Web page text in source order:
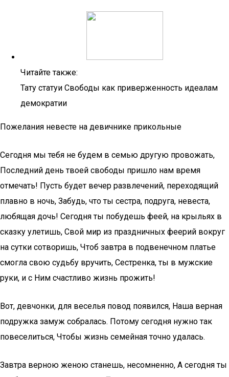
Читайте также:
Тату статуи Свободы как приверженность идеалам
демократии
Пожелания невесте на девичнике прикольные
Сегодня мы тебя не будем в семью другую провожать,
Последний день твоей свободы пришло нам время
отмечать! Пусть будет вечер развлечений, переходящий
плавно в ночь, Забудь, что ты сестра, подруга, невеста,
любящая дочь! Сегодня ты побудешь феей, на крыльях в
сказку улетишь, Свой мир из праздничных феерий вокруг
на сутки сотворишь, Чтоб завтра в подвенечном платье
смогла свою судьбу вручить, Сестренка, ты в мужские
руки, и с Ним счастливо жизнь прожить!
Вот, девчонки, для веселья повод появился, Наша верная
подружка замуж собралась. Потому сегодня нужно так
повеселиться, Чтобы жизнь семейная точно удалась.
Завтра верною женою станешь, несомненно, А сегодня ты